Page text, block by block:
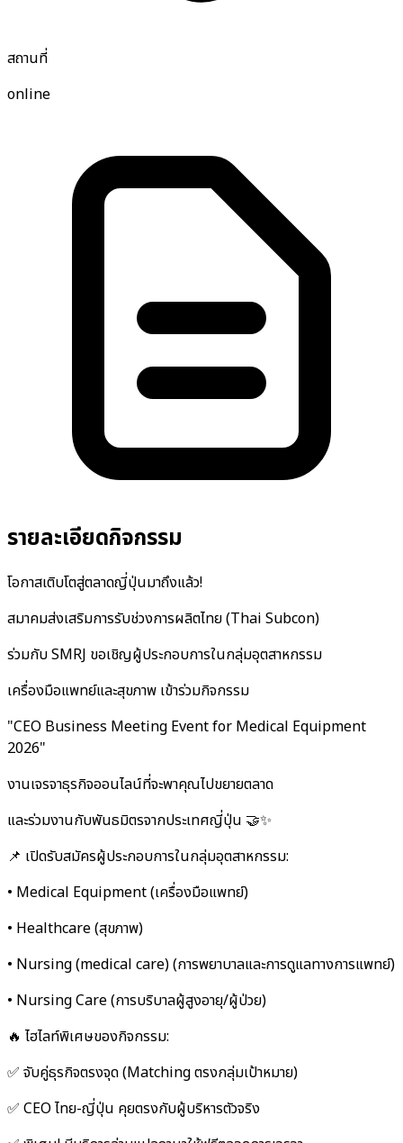
สถานที่
online
รายละเอียดกิจกรรม
โอกาสเติบโตสู่ตลาดญี่ปุ่นมาถึงแล้ว!
สมาคมส่งเสริมการรับช่วงการผลิตไทย (Thai Subcon)
ร่วมกับ SMRJ ขอเชิญผู้ประกอบการในกลุ่มอุตสาหกรรม
เครื่องมือแพทย์และสุขภาพ เข้าร่วมกิจกรรม
"CEO Business Meeting Event for Medical Equipment
2026"
งานเจรจาธุรกิจออนไลน์ที่จะพาคุณไปขยายตลาด
และร่วมงานกับพันธมิตรจากประเทศญี่ปุ่น 🤝✨
📌 เปิดรับสมัครผู้ประกอบการในกลุ่มอุตสาหกรรม:
• Medical Equipment (เครื่องมือแพทย์)
• Healthcare (สุขภาพ)
• Nursing (medical care) (การพยาบาลและการดูแลทางการแพทย์)
• Nursing Care (การบริบาลผู้สูงอายุ/ผู้ป่วย)
🔥 ไฮไลท์พิเศษของกิจกรรม:
✅ จับคู่ธุรกิจตรงจุด (Matching ตรงกลุ่มเป้าหมาย)
✅ CEO ไทย-ญี่ปุ่น คุยตรงกับผู้บริหารตัวจริง